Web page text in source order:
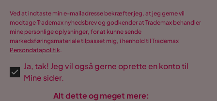
Ved at indtaste min e-mailadresse bekræfter jeg, at jeg gerne vil
modtage Trademax nyhedsbrev og godkender at Trademax behandler
mine personlige oplysninger, for at kunne sende
markedsføringsmateriale tilpasset mig, i henhold til Trademax
Persondatapolitik.
Ja, tak! Jeg vil også gerne oprette en konto til
Mine sider.
Alt dette og meget mere: